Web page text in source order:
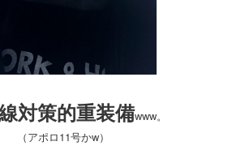
対策的重装備www。
（アポロ11号かw）